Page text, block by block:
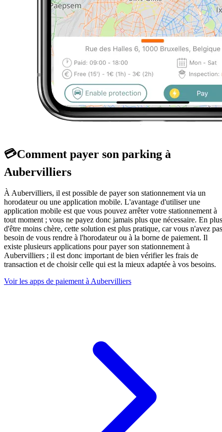
💳Comment payer son parking à
Aubervilliers
À Aubervilliers, il est possible de payer son stationnement via un
horodateur ou une application mobile. L'avantage d'utiliser une
application mobile est que vous pouvez arrêter votre stationnement à
tout moment ; vous ne payez donc jamais plus que nécessaire. En plus
d'être moins chère, cette solution est plus pratique, car vous n'avez pas
besoin de vous rendre à l'horodateur ou à la borne de paiement. Il
existe plusieurs applications pour payer son stationnement à
Aubervilliers ; il est donc important de bien vérifier les frais de
transaction et de choisir celle qui est la mieux adaptée à vos besoins.
Voir les apps de paiement à Aubervilliers